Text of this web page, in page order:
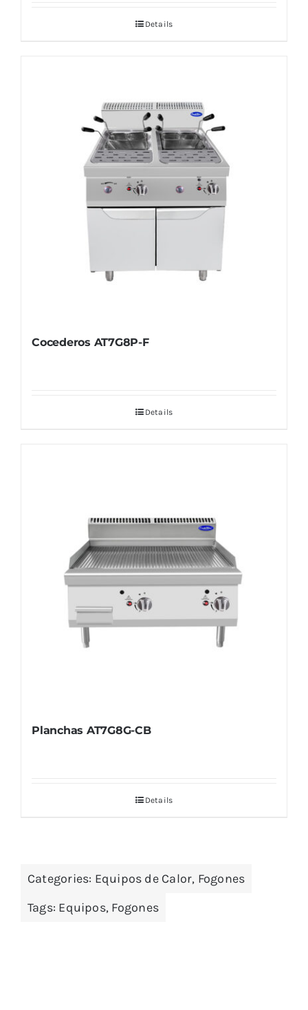
Details
Cocederos AT7G8P-F
Details
Planchas AT7G8G-CB
Details
Categories: Equipos de Calor, Fogones
Tags: Equipos, Fogones